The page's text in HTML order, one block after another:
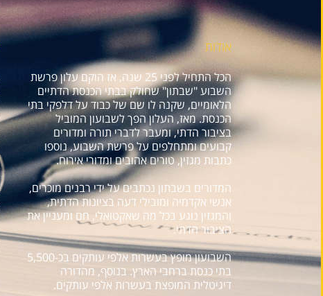
אודות
הכל התחיל לפני 25 שנה, אז הוקם עלון פרשת
השבוע "שבתון" שחולק בבתי הכנסת הדתיים
הלאומיים, שקנה לו שם של כבוד על דלפקי בתי
הכנסת. מאז, העלון הפך לשבועון המוביל
בציבור הדתי, ומעבר לדברי תורה ומדורים
קבועים ומתחלפים על פרשת השבוע, נוספו
כתבות מגזין, טורים אהובים ומדורי אירוח.
המדורים בשבתון נכתבים על ידי רבנים מוכרים,
אנשי אקדמיה ומובילי דעה בציונות הדתית,
והמגזין נוגע בכל מה שאקטואלי, חם ומעניין את
הציבור הדתי.
השבועון מופץ בעשרות אלפי עותקים בכ-5,500
בתי כנסת ברחבי הארץ. בנוסף, מהדורה
דיגיטלית המופצת בעשרות אלפי עותקים.